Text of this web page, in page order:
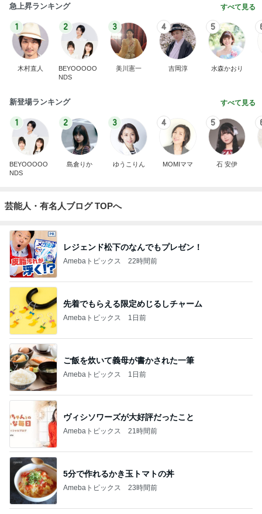
急上昇ランキング すべて見る
1
木村直人
2
BEYOOOOO
NDS
3
美川憲一
4
吉岡淳
5
水森かおり
新登場ランキング すべて見る
1
BEYOOOOO
NDS
2
島倉りか
3
ゆうこりん
4
MOMIママ
5
石 安伊
芸能人・有名人ブログ TOPへ
レジェンド松下のなんでもプレゼン！
Amebaトピックス 22時間前
先着でもらえる限定めじるしチャーム
Amebaトピックス 1日前
ご飯を炊いて義母が書かされた一筆
Amebaトピックス 1日前
ヴィシソワーズが大好評だったこと
Amebaトピックス 21時間前
5分で作れるかき玉トマトの丼
Amebaトピックス 23時間前